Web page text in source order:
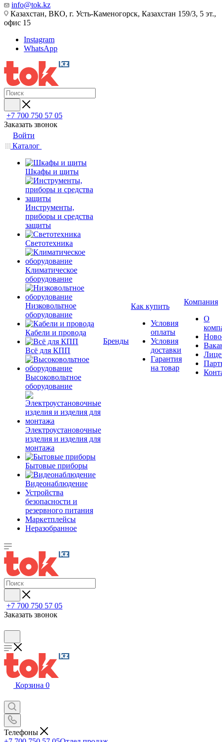
info@tok.kz
Казахстан, ВКО, г. Усть-Каменогорск, Казахстан 159/3, 5 эт.,
офис 15
Instagram
WhatsApp
+7 700 750 57 05
Заказать звонок
Войти
Каталог
Шкафы и щиты
Инструменты,
приборы и средства
защиты
Светотехника
Климатическое
оборудование
Низковольтное
оборудование
Кабели и провода
Всё для КПП
Высоковольтное
оборудование
Электроустановочные
изделия и изделия для
монтажа
Бытовые приборы
Видеонаблюдение
Устройства
безопасности и
резервного питания
Маркетплейсы
Неразобранное
Бренды
Как купить
Условия
оплаты
Условия
доставки
Гарантия
на товар
Компания
О
+7 700 750 57 05
Заказать звонок
Корзина 0
Телефоны